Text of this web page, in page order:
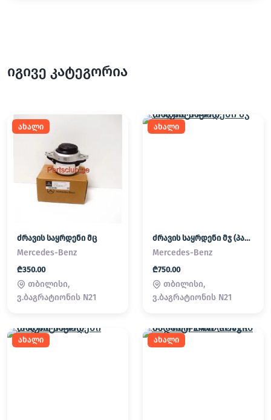
იგივე კატეგორია
ახალი
ძრავის საყრდენი მც
Mercedes-Benz
₾350.00
თბილისი,
ვ.ბაგრატიონის N21
ახალი
ძრავის საყრდენი მჯ (პადმატორნი)
Mercedes-Benz
₾750.00
თბილისი,
ვ.ბაგრატიონის N21
ახალი ახალი